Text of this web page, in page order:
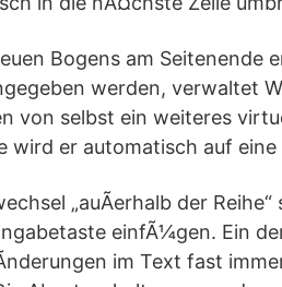
Bogens am Seitenende
werden, verwaltet
von selbst ein weiteres
wird er automatisch auf eine
„auÃerhalb der
einfÃ¼gen. Ein
im Text fast